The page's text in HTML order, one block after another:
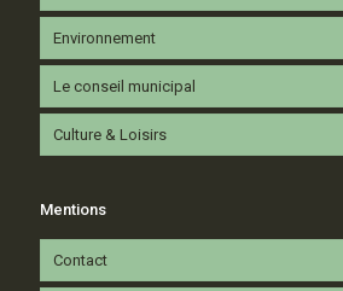
Environnement
Le conseil municipal
Culture & Loisirs
Mentions
Contact